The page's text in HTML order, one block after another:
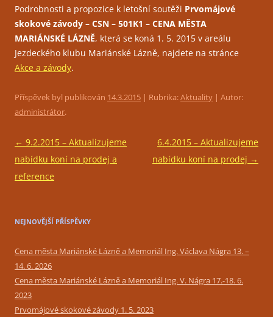
Podrobnosti a propozice k letošní soutěži Prvomájové
skokové závody – CSN – 501K1 – CENA MĚSTA
MARIÁNSKÉ LÁZNĚ, která se koná 1. 5. 2015 v areálu
Jezdeckého klubu Mariánské Lázně, najdete na stránce
Akce a závody.
Příspěvek byl publikován 14.3.2015 | Rubrika:Aktuality | Autor:
administrátor.
Navigace
pro
příspěvky
← 9.2.2015 – Aktualizujeme
nabídku koní na prodej a
reference
6.4.2015 – Aktualizujeme
nabídku koní na prodej →
NEJNOVĚJŠÍ PŘÍSPĚVKY
Cena města Mariánské Lázně a Memoriál Ing. Václava Nágra 13. –
14. 6. 2026
Cena města Mariánské Lázně a Memoriál Ing. V. Nágra 17.-18. 6.
2023
Prvomájové skokové závody 1. 5. 2023